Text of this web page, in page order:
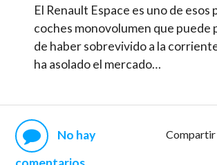
El Renault Espace es uno de esos
coches monovolumen que puede
de haber sobrevivido a la
ha asolado el mercado…
Compartir
No hay